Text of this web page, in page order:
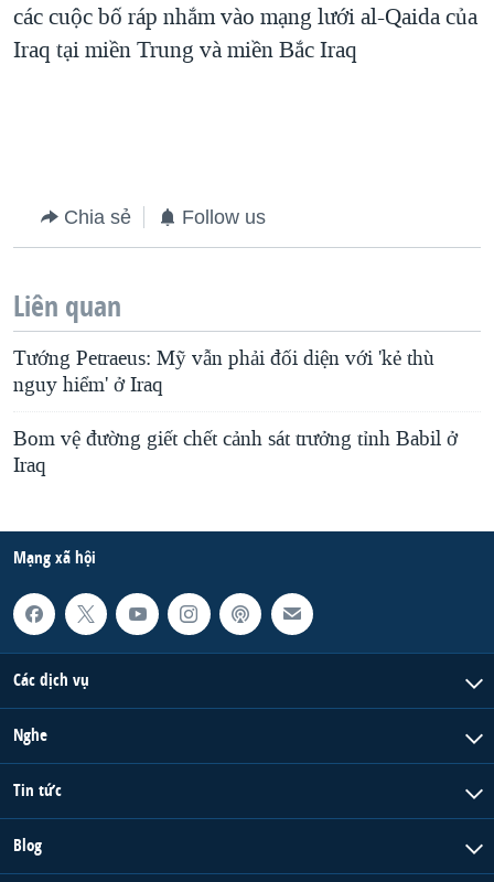
các cuộc bố ráp nhắm vào mạng lưới al-Qaida của
Iraq tại miền Trung và miền Bắc Iraq
Chia sẻ Follow us
Liên quan
Tướng Petraeus: Mỹ vẫn phải đối diện với 'kẻ thù
nguy hiểm' ở Iraq
Bom vệ đường giết chết cảnh sát trưởng tỉnh Babil ở
Iraq
Mạng xã hội
Các dịch vụ
Nghe
Tin tức
Blog